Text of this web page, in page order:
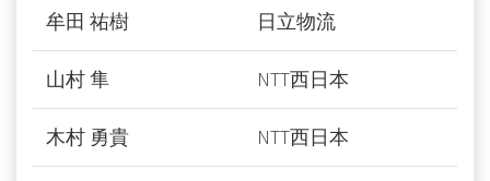
牟田 祐樹 日立物流
山村 隼 NTT西日本
木村 勇貴 NTT西日本